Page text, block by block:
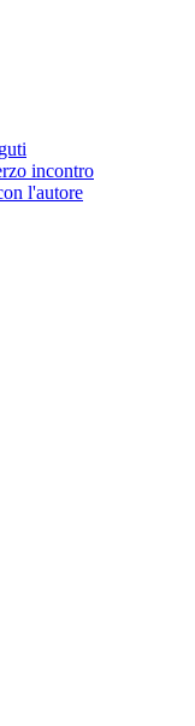
incontro
l'autore